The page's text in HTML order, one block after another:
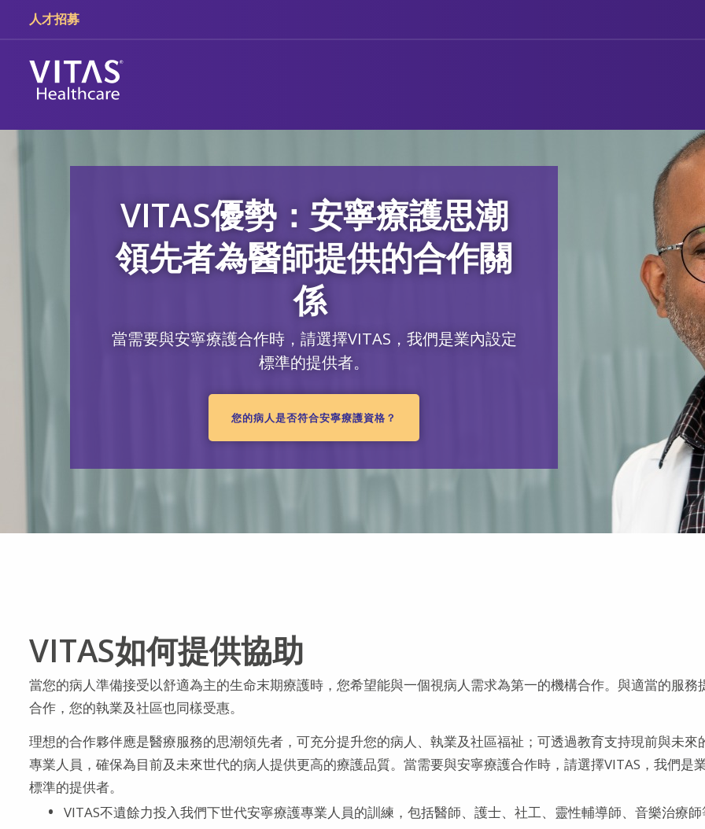
跳轉至主要內容
跳轉至導覽
人才招募
VITAS優勢：安寧療護思潮
領先者為醫師提供的合作關
係
當需要與安寧療護合作時，請選擇VITAS，我們是業內設定
標準的提供者。
您的病人是否符合安寧療護資格？
VITAS如何提供協助
當您的病人準備接受以舒適為主的生命末期療護時，您希望能與一個視病人需求為第一的機構合作。與適當的服務
合作，您的執業及社區也同樣受惠。
理想的合作夥伴應是醫療服務的思潮領先者，可充分提升您的病人、執業及社區福祉；可透過教育支持現前與未來
專業人員，確保為目前及未來世代的病人提供更高的療護品質。當需要與安寧療護合作時，請選擇VITAS，我們是
標準的提供者。
VITAS不遺餘力投入我們下世代安寧療護專業人員的訓練，包括醫師、護士、社工、靈性輔導師、音樂治療